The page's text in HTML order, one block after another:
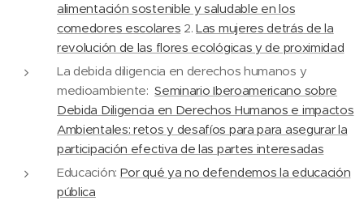
alimentación sostenible y saludable en los
comedores escolares 2.Las mujeres detrás de la
revolución de las flores ecológicas y de proximidad
La debida diligencia en derechos humanos y
medioambiente: Seminario Iberoamericano sobre
Debida Diligencia en Derechos Humanos e impactos
Ambientales: retos y desafíos para para asegurar la
participación efectiva de las partes interesadas
Educación: Por qué ya no defendemos la educación
pública